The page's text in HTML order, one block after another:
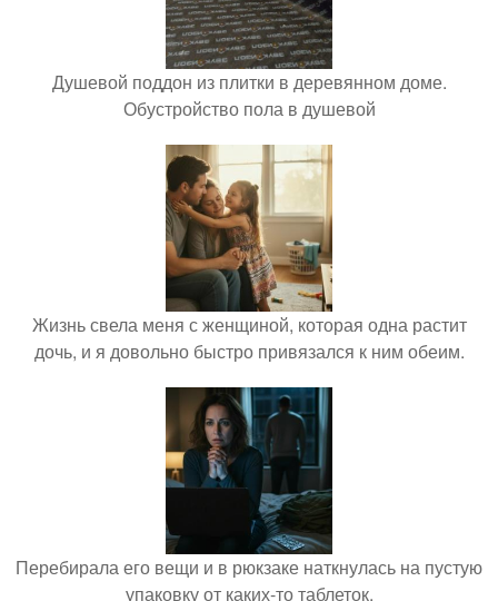
Душевой поддон из плитки в деревянном доме.
Обустройство пола в душевой
Жизнь свела меня с женщиной, которая одна растит
дочь, и я довольно быстро привязался к ним обеим.
Перебирала его вещи и в рюкзаке наткнулась на пустую
упаковку от каких-то таблеток.